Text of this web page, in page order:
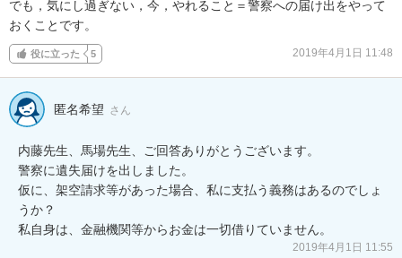
でも，気にし過ぎない，今，やれること＝警察への届け出をやって
おくことです。
役に立った 5 2019年4月1日 11:48
匿名希望 さん
内藤先生、馬場先生、ご回答ありがとうございます。
警察に遺失届けを出しました。
仮に、架空請求等があった場合、私に支払う義務はあるのでしょ
うか？
私自身は、金融機関等からお金は一切借りていません。
2019年4月1日 11:55